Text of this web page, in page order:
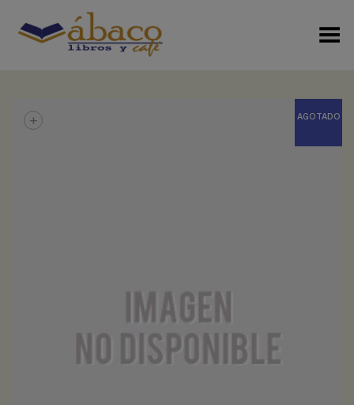
Menú Alterno
AGOTADO
+